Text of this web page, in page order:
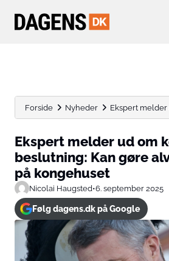
Forside Nyheder Ekspert melder
Ekspert melder ud om
beslutning: Kan gøre
på kongehuset
Nicolai Haugsted•6. september 2025
Følg dagens.dk på Google